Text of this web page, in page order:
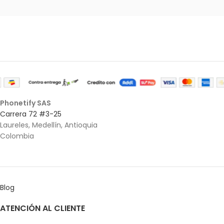
Phonetify SAS
Carrera 72 #3-25
Laureles, Medellín, Antioquia
Colombia
Blog
ATENCIÓN AL CLIENTE